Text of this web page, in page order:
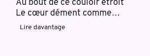
Au bout de ce couloir étroit
Le cœur dément comme…
Lire davantage